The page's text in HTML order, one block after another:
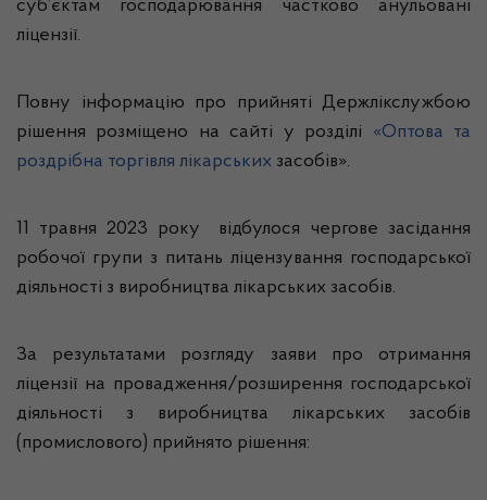
суб’єктам господарювання частково анульовані
ліцензії.
Повну інформацію про прийняті Держлікслужбою
рішення розміщено на сайті у розділі «Оптова та
роздрібна торгівля лікарських засобів».
11 травня 2023 року відбулося чергове засідання
робочої групи з питань ліцензування господарської
діяльності з виробництва лікарських засобів.
За результатами розгляду заяви про отримання
ліцензії на провадження/розширення господарської
діяльності з виробництва лікарських засобів
(промислового) прийнято рішення: